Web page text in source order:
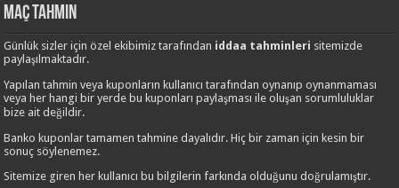
Maç Tahmin
Günlük sizler için özel ekibimiz tarafından iddaa tahminleri sitemizde
paylaşılmaktadır.
Yapılan tahmin veya kuponların kullanıcı tarafından oynanıp oynanmaması
veya her hangi bir yerde bu kuponları paylaşması ile oluşan sorumluluklar
bize ait değildir.
Banko kuponlar tamamen tahmine dayalıdır. Hiç bir zaman için kesin bir
sonuç söylenemez.
Sitemize giren her kullanıcı bu bilgilerin farkında olduğunu doğrulamıştır.